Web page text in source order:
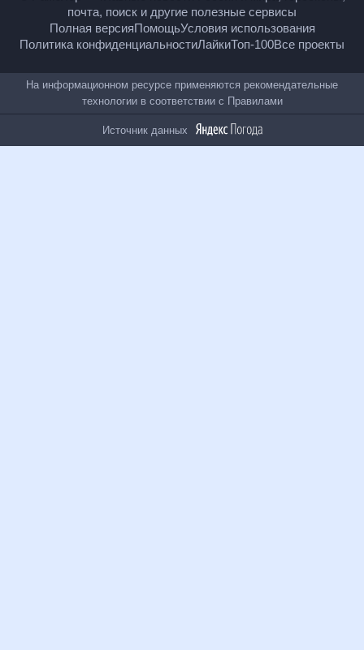
© Рамблер — главные новости России и мира,
гороскопы, почта, поиск и другие полезные сервисы
Полная версияПомощьУсловия использования
Все проекты
На информационном ресурсе применяются
рекомендательные технологии в соответствии с